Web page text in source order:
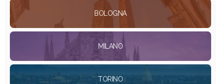
BOLOGNA
MILANO
TORINO